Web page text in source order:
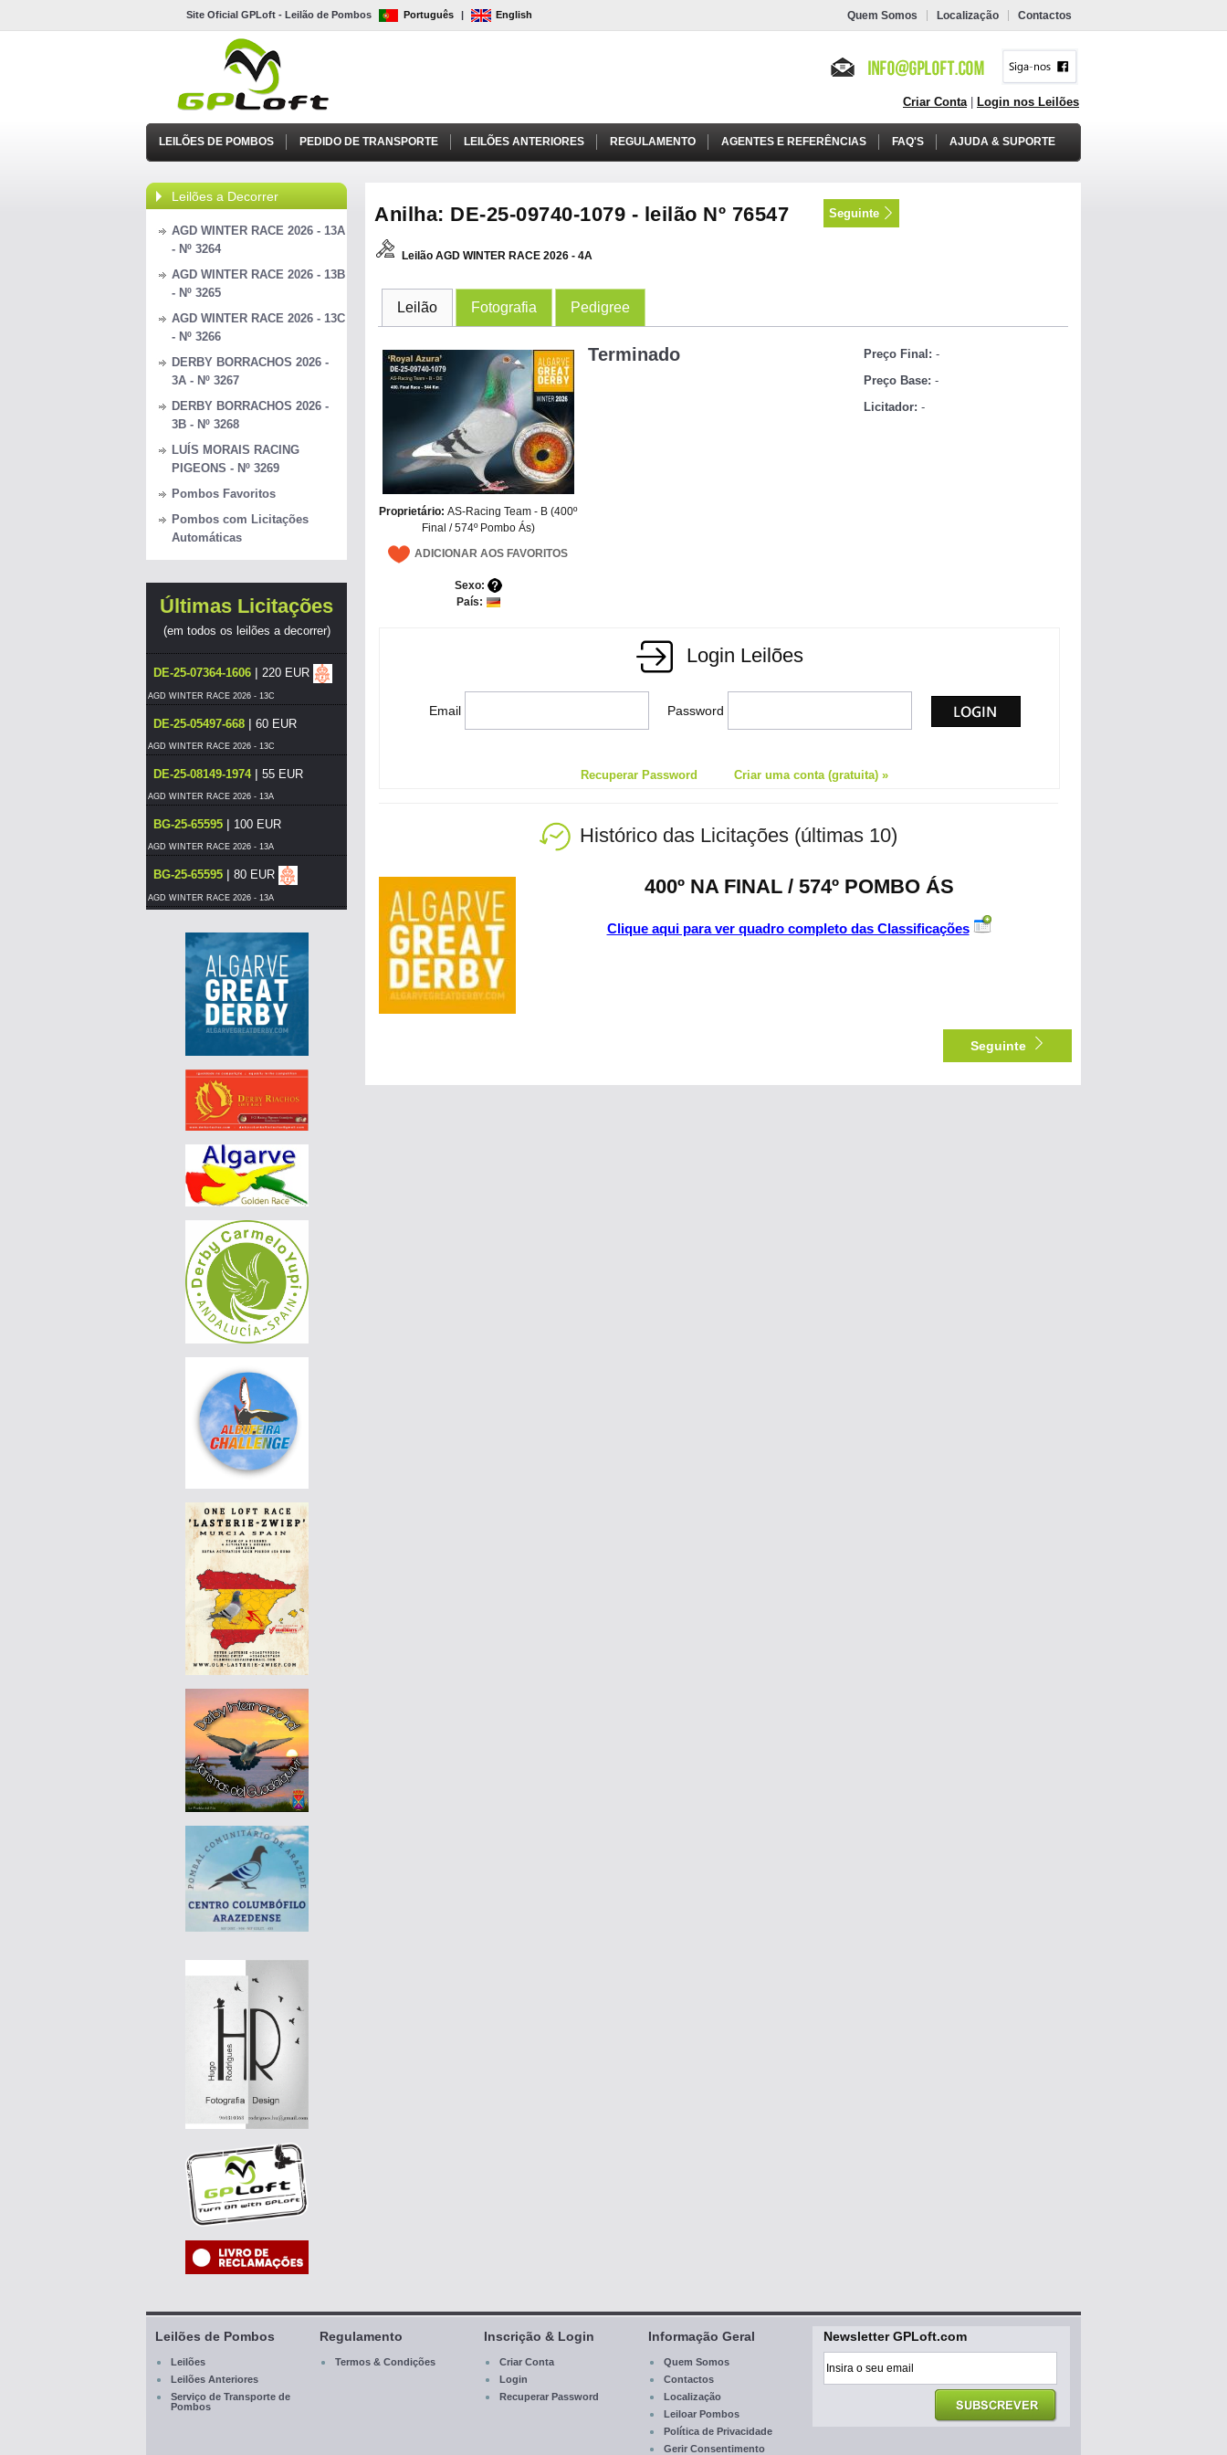
Site Oficial GPLoft - Leilão de Pombos Português | English Quem Somos Localização Contactos
Criar Conta| Login nos Leilões
LEILÕES DE POMBOS PEDIDO DE TRANSPORTE LEILÕES ANTERIORES REGULAMENTO AGENTES E REFERÊNCIAS FAQ'S AJUDA & SUPORTE
Leilões a Decorrer
AGD WINTER RACE 2026 - 13A
- Nº 3264
AGD WINTER RACE 2026 - 13B
- Nº 3265
AGD WINTER RACE 2026 - 13C
- Nº 3266
DERBY BORRACHOS 2026 -
3A - Nº 3267
DERBY BORRACHOS 2026 -
3B - Nº 3268
LUÍS MORAIS RACING
PIGEONS - Nº 3269
Pombos Favoritos
Pombos com Licitações
Automáticas
Últimas Licitações
(em todos os leilões a decorrer)
DE-25-07364-1606 | 220 EUR
AGD WINTER RACE 2026 - 13C
DE-25-05497-668 | 60 EUR
AGD WINTER RACE 2026 - 13C
DE-25-08149-1974| 55 EUR
AGD WINTER RACE 2026 - 13A
BG-25-65595 | 100 EUR
AGD WINTER RACE 2026 - 13A
BG-25-65595 | 80 EUR
AGD WINTER RACE 2026 - 13A
AGD WINTER RACE 2026 - 13A
DE-25-04425-1102|75 EUR
AGD WINTER RACE 2026 - 13B
PT-6066307-26|60 EUR
PT-6304623-26|55 EUR
DERBY BORRACHOS 2026 - 3A
DE-25-09521-124|85 EUR
AGD WINTER RACE 2026 - 13C
DE-25-09521-124|80 EUR
AGD WINTER RACE 2026 - 13C
BG-25-65595|70 EUR
AGD WINTER RACE 2026 - 13A
PT26-6007328|65 EUR
LUÍS MORAIS RACING PIGEONS
PT26-6007322 |65 EUR
PT25-5129708|90 EUR
LUÍS MORAIS RACING PIGEONS
Anilha: DE-25-09740-1079 - leilão Nº 76547
Leilão AGD WINTER RACE 2026 - 4A
Seguinte
Leilão Fotografia Pedigree
Proprietário:AS-Racing Team - B (400º
Final / 574º Pombo Ás)
ADICIONAR AOS FAVORITOS
Sexo:
País:
Terminado Preço Final: -
Preço Base: -
Licitador: -
Login Leilões
Email Password
Recuperar Password Criar uma conta (gratuita) »
Histórico das Licitações (últimas 10)
400º NA FINAL / 574º POMBO ÁS
Clique aqui para ver quadro completo das Classificações
Seguinte
Leilões de Pombos
Leilões
Leilões Anteriores
Serviço de Transporte de
Pombos
Regulamento
Termos & Condições
Inscrição & Login
Criar Conta
Login
Recuperar Password
Informação Geral
Quem Somos
Contactos
Localização
Leiloar Pombos
Política de Privacidade
Gerir Consentimento
Newsletter GPLoft.com